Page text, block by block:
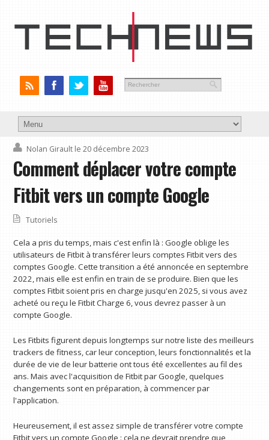
Nolan Girault le 20 décembre 2023
Comment déplacer votre compte
Fitbit vers un compte Google
Tutoriels
Cela a pris du temps, mais c'est enfin là : Google oblige les
utilisateurs de Fitbit à transférer leurs comptes Fitbit vers des
comptes Google. Cette transition a été annoncée en septembre
2022, mais elle est enfin en train de se produire. Bien que les
comptes Fitbit soient pris en charge jusqu'en 2025, si vous avez
acheté ou reçu le Fitbit Charge 6, vous devrez passer à un
compte Google.
Les Fitbits figurent depuis longtemps sur notre liste des meilleurs
trackers de fitness, car leur conception, leurs fonctionnalités et la
durée de vie de leur batterie ont tous été excellentes au fil des
ans. Mais avec l'acquisition de Fitbit par Google, quelques
changements sont en préparation, à commencer par
l'application.
Heureusement, il est assez simple de transférer votre compte
Fitbit vers un compte Google : cela ne devrait prendre que